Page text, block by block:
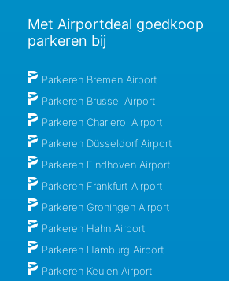
Met Airportdeal goedkoop
parkeren bij
Parkeren Bremen Airport
Parkeren Brussel Airport
Parkeren Charleroi Airport
Parkeren Düsseldorf Airport
Parkeren Eindhoven Airport
Parkeren Frankfurt Airport
Parkeren Groningen Airport
Parkeren Hahn Airport
Parkeren Hamburg Airport
Parkeren Keulen Airport